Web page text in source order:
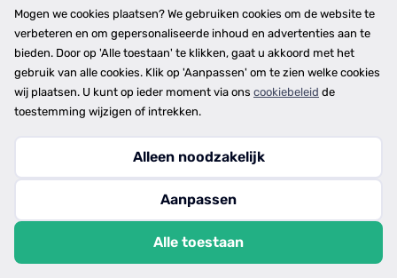
Bedrijfsgegevens
Werkwijze
Overzichten
Plaatsen
Provincies
Copyright © 2026
privacy- en cookiebeleid
Mogen we cookies plaatsen? We gebruiken cookies om de website te
verbeteren en om gepersonaliseerde inhoud en advertenties aan te
bieden. Door op 'Alle toestaan' te klikken, gaat u akkoord met het
gebruik van alle cookies. Klik op 'Aanpassen' om te zien welke cookies
wij plaatsen. U kunt op ieder moment via ons cookiebeleid de
toestemming wijzigen of intrekken.
Alleen noodzakelijk
Aanpassen
Alle toestaan